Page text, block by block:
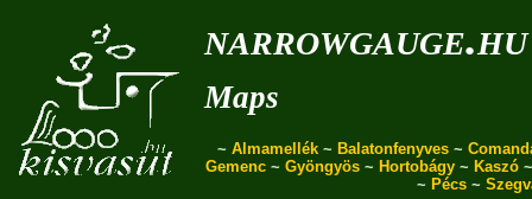
narrowgauge.hu
Maps
~ Almamellék ~ Balatonfenyves ~
Gemenc ~ Gyöngyös ~ Hortobágy ~ Kaszó
~ Pécs ~